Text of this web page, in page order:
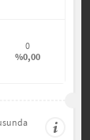
0
%0,00